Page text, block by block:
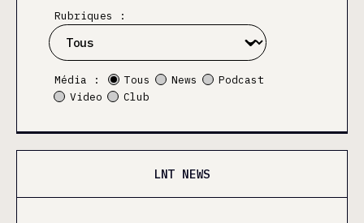
Rubriques :
Média : Tous News
Podcast
Video
Club
LNT NEWS